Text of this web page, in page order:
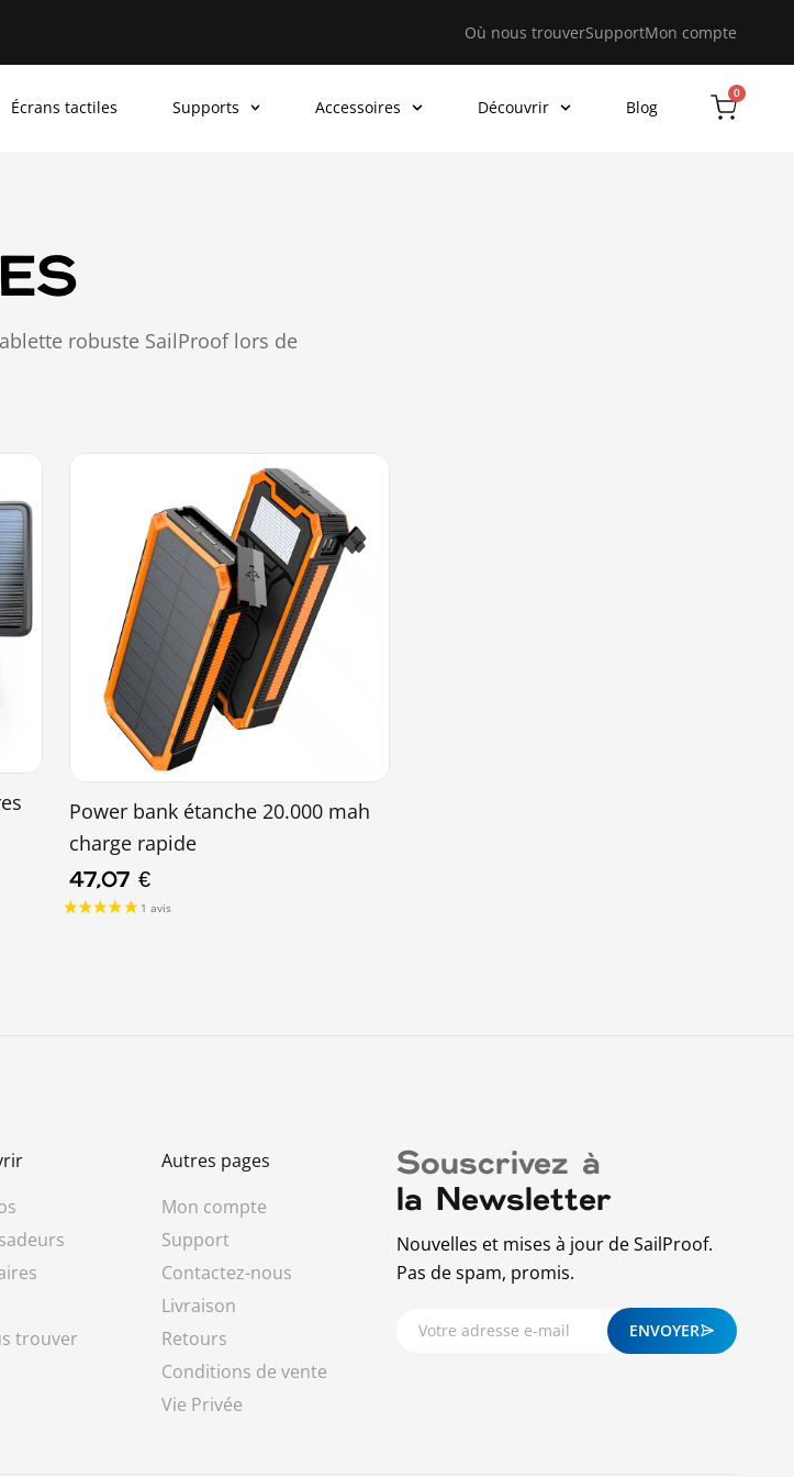
Où nous trouverSupportMon compte
Écrans tactiles Supports Accessoires Découvrir Blog
0
robuste SailProof lors de
Power bank étanche 20.000 mah
charge rapide
47,07 €
trouver
Autres pages
Mon compte
Support
Contactez-nous
Livraison
Retours
Conditions de vente
Vie Privée
Souscrivez à
la Newsletter
Nouvelles et mises à jour de SailProof.
Pas de spam, promis.
ENVOYER